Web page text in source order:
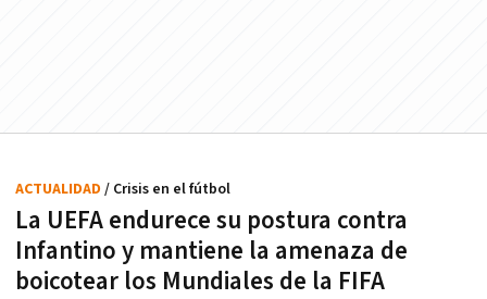
La UEFA endurece su postura contra
Infantino y mantiene la amenaza de
boicotear los Mundiales de la FIFA
ACTUALIDAD / Crisis en el fútbol